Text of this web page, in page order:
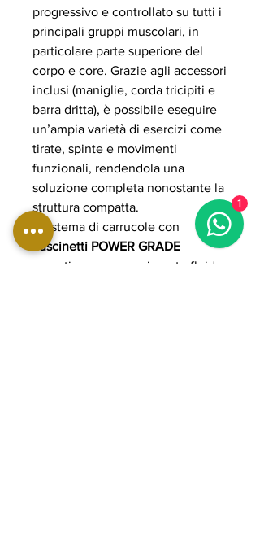
progressivo e controllato su tutti i
principali gruppi muscolari, in
particolare parte superiore del
corpo e core. Grazie agli accessori
inclusi (maniglie, corda tricipiti e
barra dritta), è possibile eseguire
un’ampia varietà di esercizi come
tirate, spinte e movimenti
funzionali, rendendola una
soluzione completa nonostante la
struttura compatta.
Il sistema di carrucole con
cuscinetti POWER GRADE
garantisce uno scorrimento fluido,
1